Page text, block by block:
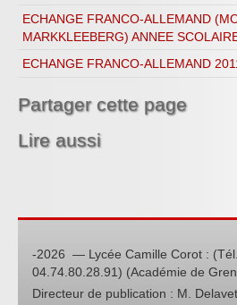
ECHANGE FRANCO-ALLEMAND
MARKKLEEBERG) ANNEE
ECHANGE FRANCO-ALLEMAND
Partager cette page
Lire aussi
-2026 — Lycée Camille Corot : (Tél.
04.74.80.28.91) (Académie de
Directeur de publication : M.